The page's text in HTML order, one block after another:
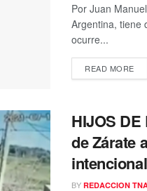
Por Juan
Argentina, tiene
ocurre...
READ MORE
HIJOS
de Zárate
BY REDACCION